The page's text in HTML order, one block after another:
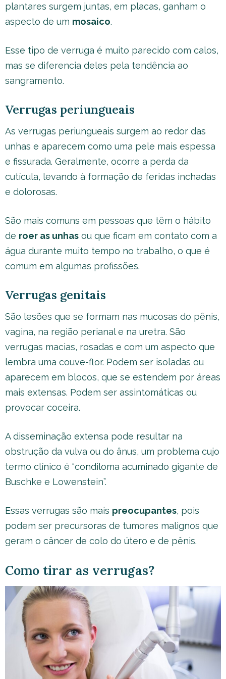
plantares surgem juntas, em placas, ganham o
aspecto de um mosaico.
Esse tipo de verruga é muito parecido com calos,
mas se diferencia deles pela tendência ao
sangramento.
Verrugas periungueais
As verrugas periungueais surgem ao redor das
unhas e aparecem como uma pele mais espessa
e fissurada. Geralmente, ocorre a perda da
cutícula, levando à formação de feridas inchadas
e dolorosas.
São mais comuns em pessoas que têm o hábito
de roer as unhas ou que ficam em contato com a
água durante muito tempo no trabalho, o que é
comum em algumas profissões.
Verrugas genitais
São lesões que se formam nas mucosas do pênis,
vagina, na região perianal e na uretra. São
verrugas macias, rosadas e com um aspecto que
lembra uma couve-flor. Podem ser isoladas ou
aparecem em blocos, que se estendem por áreas
mais extensas. Podem ser assintomáticas ou
provocar coceira.
A disseminação extensa pode resultar na
obstrução da vulva ou do ânus, um problema cujo
termo clínico é “condiloma acuminado gigante de
Buschke e Lowenstein”.
Essas verrugas são mais preocupantes, pois
podem ser precursoras de tumores malignos que
geram o câncer de colo do útero e de pênis.
Como tirar as verrugas?